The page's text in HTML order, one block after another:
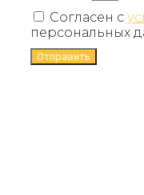
Согласен с
персональных
Отправить